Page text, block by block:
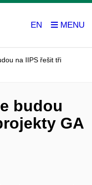
EN
na IIPS řešit tři
budou
GA